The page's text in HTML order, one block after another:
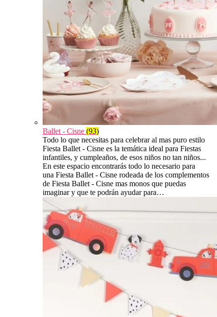
Ballet - Cisne (93)
Todo lo que necesitas para celebrar al mas puro estilo
Fiesta Ballet - Cisne es la temática ideal para Fiestas
infantiles, y cumpleaños, de esos niños no tan niños...
En este espacio encontrarás todo lo necesario para
una Fiesta Ballet - Cisne rodeada de los complementos
de Fiesta Ballet - Cisne mas monos que puedas
imaginar y que te podrán ayudar para…